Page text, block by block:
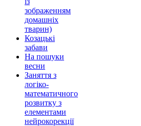
зображенням
домашніх
тварин)
Козацькі
забави
На пошуки
весни
Заняття з
логіко-
математичного
розвитку з
елементами
нейрокорекції